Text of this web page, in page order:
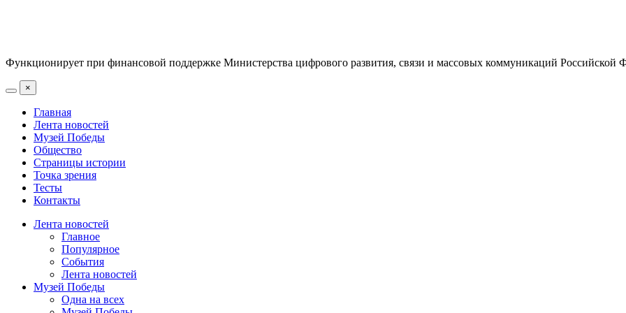
Функционирует при финансовой поддержке Министерства цифрового развития, связи и массовых коммуникаций Российской
×
Главная
Лента новостей
Музей Победы
Общество
Страницы истории
Точка зрения
Тесты
Контакты
Лента новостей
Главное
Популярное
События
Лента новостей
Музей Победы
Одна на всех